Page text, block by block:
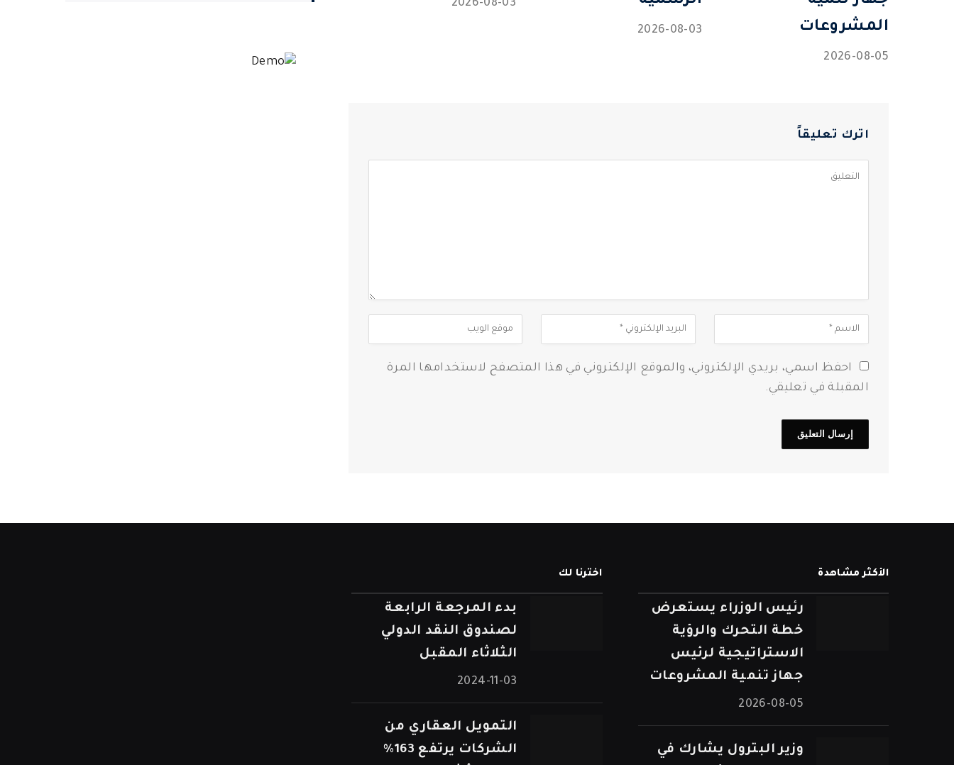
المشروعات
2026-08-05
2026-08-03
2026-08-03
اترك تعليقاً
احفظ اسمي، بريدي الإلكتروني، والموقع الإلكتروني في هذا المتصفح لاستخدامها المرة
المقبلة في تعليقي.
الأكثر مشاهدة
رئيس الوزراء يستعرض
خطة التحرك والرؤية
الاستراتيجية لرئيس
جهاز تنمية المشروعات
2026-08-05
وزير البترول يشارك في
اخترنا لك
بدء المرجعة الرابعة
لصندوق النقد الدولي
الثلاثاء المقبل
2024-11-03
التمويل العقاري من
الشركات يرتفع 163%